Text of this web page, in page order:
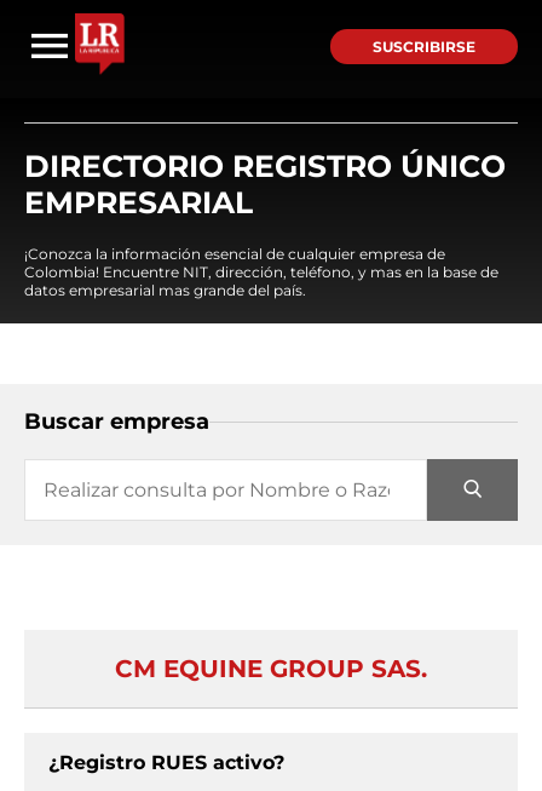
SUSCRIBIRSE
DIRECTORIO REGISTRO ÚNICO
EMPRESARIAL
¡Conozca la información esencial de cualquier empresa de
Colombia! Encuentre NIT, dirección, teléfono, y mas en la base de
datos empresarial mas grande del país.
Buscar empresa
CM EQUINE GROUP SAS.
¿Registro RUES activo?